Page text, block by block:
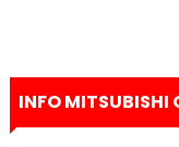
INFO MITSUBISHI